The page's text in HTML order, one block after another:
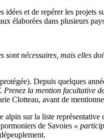
et de repérer les projets
élaborées dans plusieurs
nécessaires, mais elles
Depuis quelques
la mention facultative
Clotteau, avant de
sur la liste
de Savoies «